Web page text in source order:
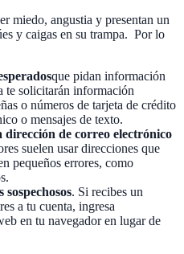
miedo, angustia y presentan un
y caigas en su trampa. Por lo
que pidan información
te solicitarán información
o números de tarjeta de crédito
o mensajes de texto.
dirección de correo electrónico
suelen usar direcciones que
pequeños errores, como
. Si recibes un
a tu cuenta, ingresa
en tu navegador en lugar de